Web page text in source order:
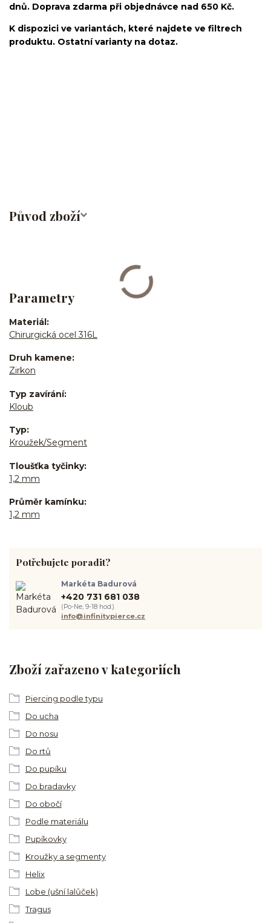
dnů. Doprava zdarma při objednávce nad 650 Kč.
K dispozici ve variantách, které najdete ve filtrech
produktu. Ostatní varianty na dotaz.
Původ zboží
Parametry
Materiál
Chirurgická ocel 316L
Druh kamene
Zirkon
Typ zavírání
Kloub
Typ
Kroužek/Segment
Tloušťka tyčinky
1,2 mm
Průměr kamínku
1,2 mm
Zboží zařazeno v kategoriích
Piercing podle typu
Do ucha
Do nosu
Do rtů
Do pupíku
Do bradavky
Do obočí
Podle materiálu
Pupíkovky
Kroužky a segmenty
Helix
Lobe (ušní lalůček)
Tragus
Potřebujete poradit?
Markéta Badurová
+420 731 681 038
(Po-Ne, 9-18 hod.)
info@infinitypierce.cz